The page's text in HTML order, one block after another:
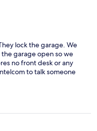
lock the garage. We
garage open so we
no front desk or any
to talk someone